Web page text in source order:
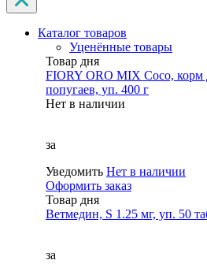
Каталог товаров
Уценённые товары
Товар дня
FIORY ORO MIX Coco, корм
попугаев, уп. 400 г
Нет в наличии
за
Уведомить Нет в наличии
Оформить заказ
Товар дня
Ветмедин, S 1.25 мг, уп. 50
за